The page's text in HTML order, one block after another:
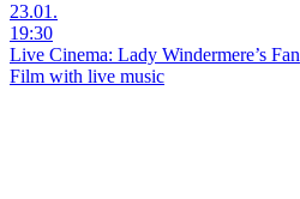
23.01.
19:30
Live Cinema: Lady Windermere’s Fan
Film with live music